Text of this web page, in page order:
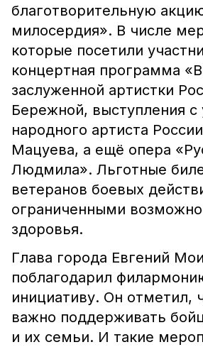
благотворительную
милосердия». В числе
которые посетили
концертная программа
заслуженной артистки
Бережной, выступления с
народного артиста
Мацуева, а ещё опера
Людмила». Льготные
ветеранов боевых
ограниченными
здоровья.
Глава города Евгений
поблагодарил
инициативу. Он отметил,
важно поддерживать
и их семьи. И такие